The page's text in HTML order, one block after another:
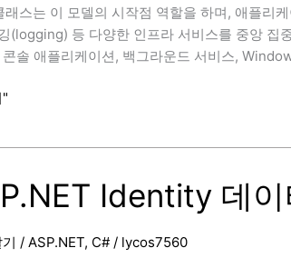
래스는 이 모델의 시작점 역할을 하며, 애플
(logging) 등 다양한 인프라 서비스를 중앙 집
콘솔 애플리케이션, 백그라운드 서비스,
Identity 데
/ ASP.NET, C#/ lycos7560